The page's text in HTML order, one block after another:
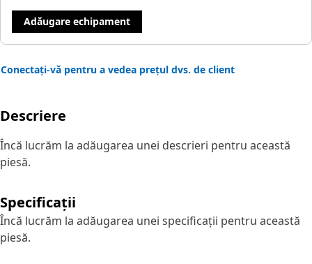
Adăugare echipament
Conectați-vă pentru a vedea prețul dvs. de client
Descriere
Încă lucrăm la adăugarea unei descrieri pentru această
piesă.
Specificații
Încă lucrăm la adăugarea unei specificații pentru această
piesă.